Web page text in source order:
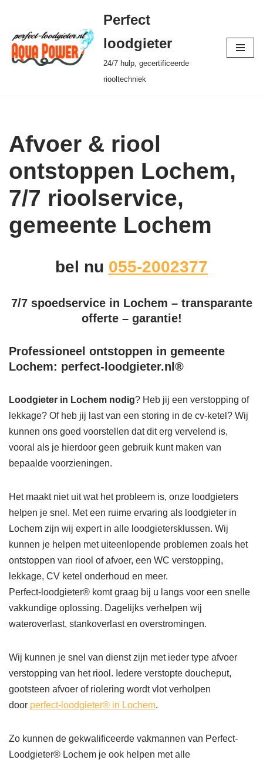
Ga
naar
de
Perfect
loodgieter
24/7 hulp, gecertificeerde
riooltechniek
Afvoer & riool
ontstoppen Lochem,
7/7 rioolservice,
gemeente Lochem
bel nu 055-2002377
7/7 spoedservice in Lochem – transparante
offerte – garantie!
Professioneel ontstoppen in gemeente
Lochem: perfect-loodgieter.nl®
Loodgieter in Lochem nodig? Heb jij een verstopping of
lekkage? Of heb jij last van een storing in de cv-ketel? Wij
kunnen ons goed voorstellen dat dit erg vervelend is,
vooral als je hierdoor geen gebruik kunt maken van
bepaalde voorzieningen.
Het maakt niet uit wat het probleem is, onze loodgieters
helpen je snel. Met een ruime ervaring als loodgieter in
Lochem zijn wij expert in alle loodgietersklussen. Wij
kunnen je helpen met uiteenlopende problemen zoals het
ontstoppen van riool of afvoer, een WC verstopping,
lekkage, CV ketel onderhoud en meer.
Perfect-loodgieter® komt graag bij u langs voor een snelle
vakkundige oplossing. Dagelijks verhelpen wij
wateroverlast, stankoverlast en overstromingen.
Wij kunnen je snel van dienst zijn met ieder type afvoer
verstopping van het riool. Iedere verstopte doucheput,
gootsteen afvoer of riolering wordt vlot verholpen
door perfect-loodgieter® in Lochem.
Zo kunnen de gekwalificeerde vakmannen van Perfect-
Loodgieter® Lochem je ook helpen met alle